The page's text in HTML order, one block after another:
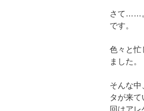
さて……
です。
色々と忙
ました。
そんな中
タが来
回はア